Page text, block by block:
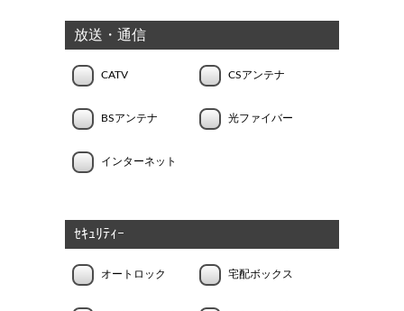
放送・通信
CATV CSアンテナ
BSアンテナ 光ファイバー
インターネット
ｾｷｭﾘﾃｨｰ
オートロック 宅配ボックス